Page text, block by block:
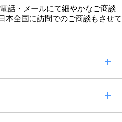
話・メールにて細やかなご商談
本全国に訪問でのご商談もさせて